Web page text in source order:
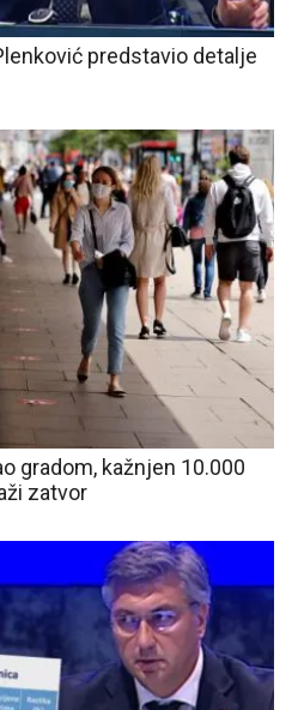
predstavio detalje
gradom, kažnjen 10.000
zatvor